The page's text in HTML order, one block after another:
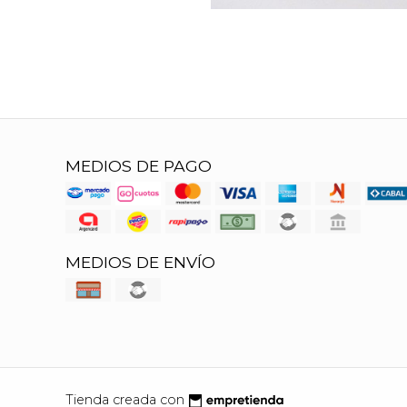
MEDIOS DE PAGO
MEDIOS DE ENVÍO
Tienda creada con